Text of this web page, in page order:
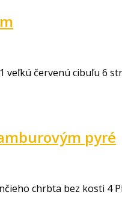
veľkú červenú cibuľu 6
pyré
chrbta bez kosti 4